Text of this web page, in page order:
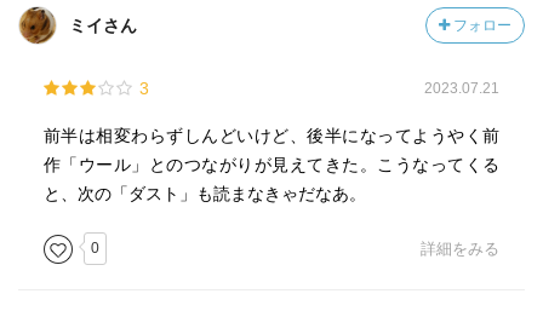
ミイさん フォロー
3 2023.07.21
前半は相変わらずしんどいけど、後半になってようやく前
作「ウール」とのつながりが見えてきた。こうなってくる
と、次の「ダスト」も読まなきゃだなあ。
0 詳細をみる